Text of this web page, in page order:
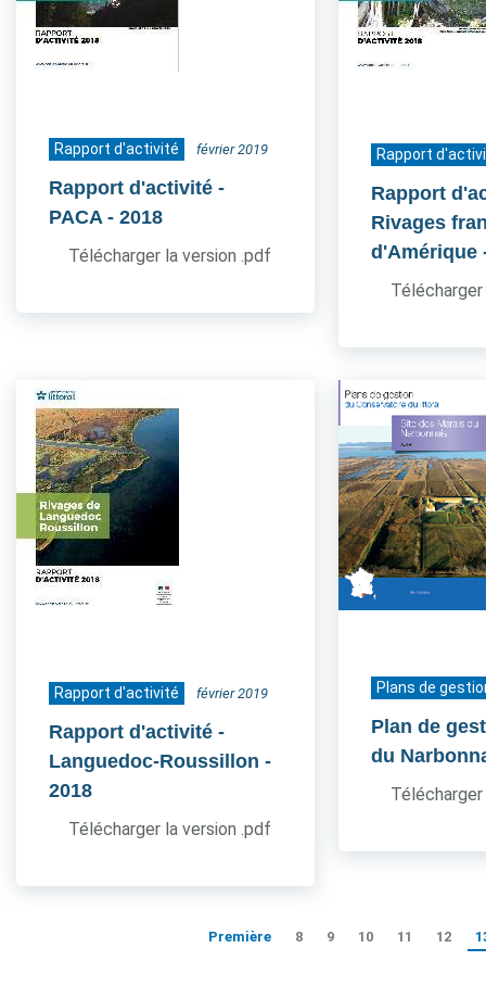
Rapport d'activité février 2019
Rapport d'activité -
PACA - 2018
Télécharger la version .pdf
Rapport
Rapport
Rivages
d'Amérique
Rapport d'activité février 2019
Rapport d'activité -
Languedoc-Roussillon -
2018
Télécharger la version .pdf
Plans de
Plan de
du
Première 8 9 10 11 12